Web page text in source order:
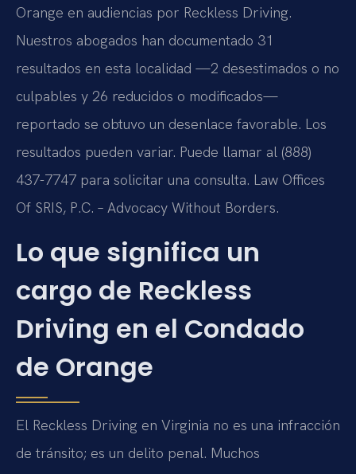
Orange en audiencias por Reckless Driving.
Nuestros abogados han documentado 31
resultados en esta localidad —2 desestimados o no
culpables y 26 reducidos o modificados—
reportado se obtuvo un desenlace favorable. Los
resultados pueden variar. Puede llamar al (888)
437-7747 para solicitar una consulta. Law Offices
Of SRIS, P.C. – Advocacy Without Borders.
Lo que significa un
cargo de Reckless
Driving en el Condado
de Orange
El Reckless Driving en Virginia no es una infracción
de tránsito; es un delito penal. Muchos